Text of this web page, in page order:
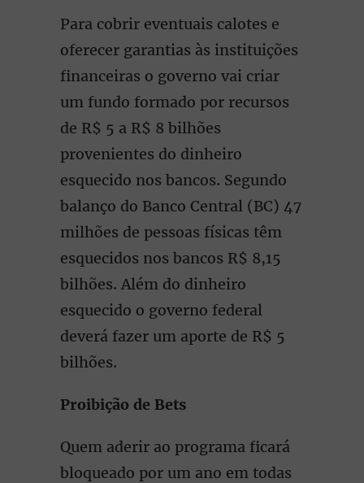
Para cobrir eventuais calotes e
oferecer garantias às instituições
financeiras o governo vai criar
um fundo formado por recursos
de R$ 5 a R$ 8 bilhões
provenientes do dinheiro
esquecido nos bancos. Segundo
balanço do Banco Central (BC) 47
milhões de pessoas físicas têm
esquecidos nos bancos R$ 8,15
bilhões. Além do dinheiro
esquecido o governo federal
deverá fazer um aporte de R$ 5
bilhões.
Proibição de Bets
Quem aderir ao programa ficará
bloqueado por um ano em todas